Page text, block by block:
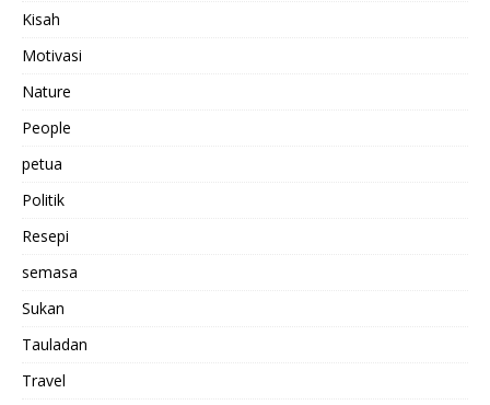
Kisah
Motivasi
Nature
People
petua
Politik
Resepi
semasa
Sukan
Tauladan
Travel